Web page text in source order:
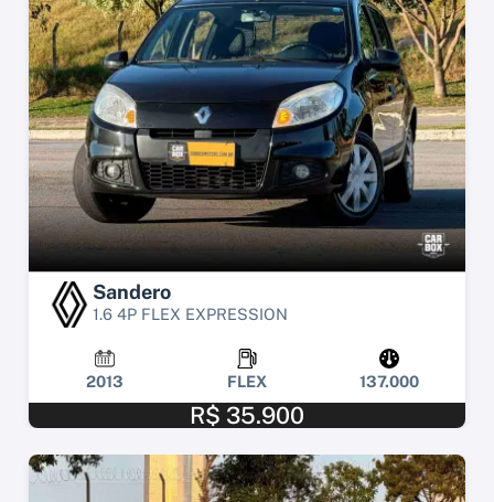
Sandero
1.6 4P FLEX EXPRESSION
2013 FLEX 137.000
R$ 35.900